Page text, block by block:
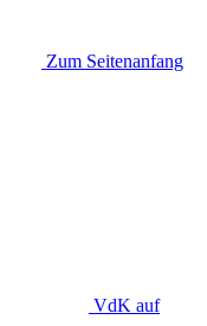
Zum Seitenanfang
VdK auf